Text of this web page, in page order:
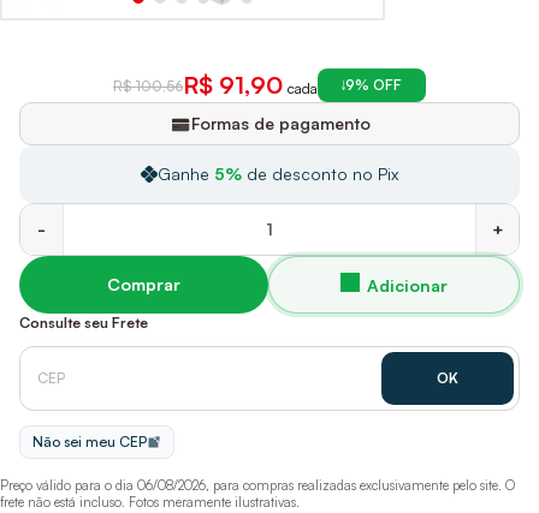
R$ 100,56R$ 91,90 cada 9% OFF
Ganhe 5% de desconto no Pix
Formas de pagamento
- +
Comprar
Consulte seu Frete
Não sei meu CEP
Preço válido para o dia 06/08/2026, para compras realizadas exclusivamente pelo site. O
frete não está incluso. Fotos meramente ilustrativas.